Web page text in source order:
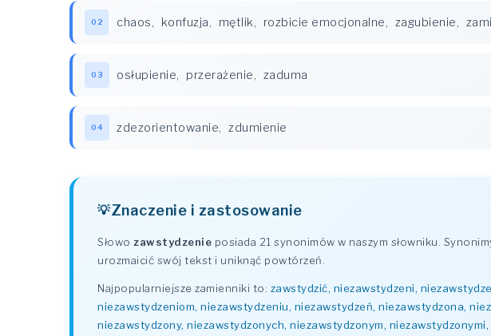
02 chaos, konfuzja, mętlik, rozbicie emocjonalne, zagubienie,
03 osłupienie, przerażenie, zaduma
04 zdezorientowanie, zdumienie
Znaczenie i zastosowanie
Słowo zawstydzenie posiada 21 synonimów w naszym słowniku.
urozmaicić swój tekst i uniknąć powtórzeń.
Najpopularniejsze zamienniki to: zawstydzić, niezawstydzeni,
niezawstydzeniom, niezawstydzeniu, niezawstydzeń, niezawstydzona,
niezawstydzony, niezawstydzonych, niezawstydzonym,